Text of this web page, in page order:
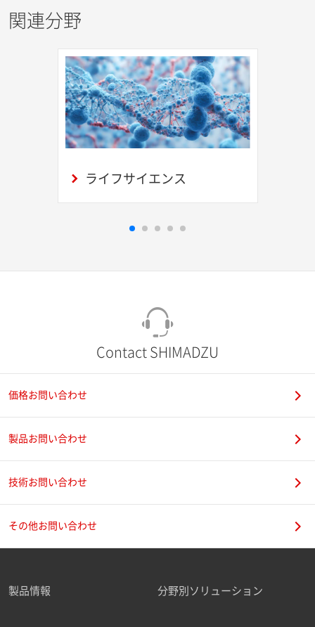
関連分野
ライフサイエンス
Contact SHIMADZU
価格お問い合わせ
製品お問い合わせ
技術お問い合わせ
その他お問い合わせ
製品情報 分野別ソリューション